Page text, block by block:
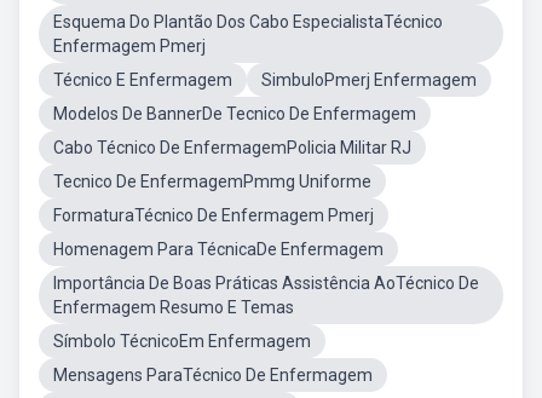
Esquema Do Plantão Dos Cabo EspecialistaTécnico
Enfermagem Pmerj
Técnico E Enfermagem
SimbuloPmerj Enfermagem
Modelos De BannerDe Tecnico De Enfermagem
Cabo Técnico De EnfermagemPolicia Militar RJ
Tecnico De EnfermagemPmmg Uniforme
FormaturaTécnico De Enfermagem Pmerj
Homenagem Para TécnicaDe Enfermagem
Importância De Boas Práticas Assistência AoTécnico De
Enfermagem Resumo E Temas
Símbolo TécnicoEm Enfermagem
Mensagens ParaTécnico De Enfermagem